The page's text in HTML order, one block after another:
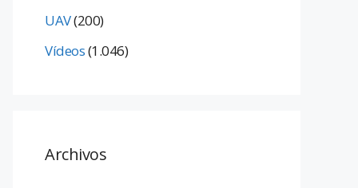
UAV(200)
Vídeos(1.046)
Archivos